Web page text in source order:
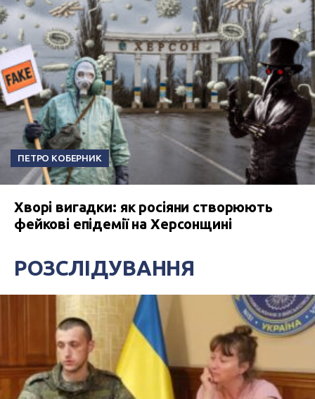
ПЕТРО КОБЕРНИК
Хворі вигадки: як росіяни створюють
фейкові епідемії на Херсонщині
РОЗСЛІДУВАННЯ